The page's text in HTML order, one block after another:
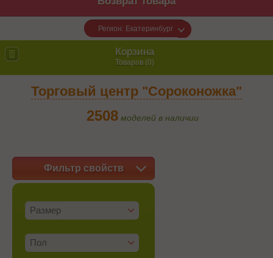
Регион: Екатеринбург
Корзина
Товаров (0)
Торговый центр "Сороконожка"
2508 моделей в наличии
Фильтр свойств
Размер
Пол